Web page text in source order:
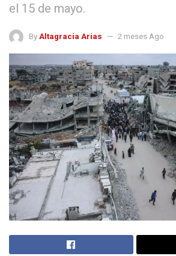
el 15 de mayo.
By Altagracia Arias 2 meses Ago